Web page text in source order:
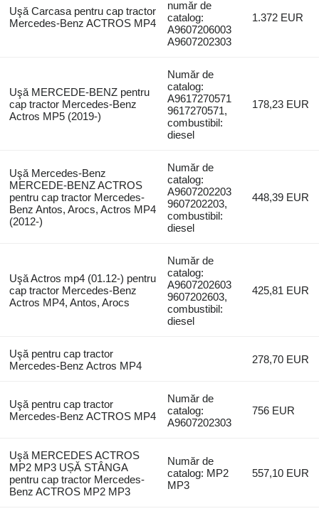
Uşă Carcasa pentru cap tractor
Mercedes-Benz ACTROS MP4
număr de
catalog:
A9607206003
A9607202303
1.372 EUR
Uşă MERCEDE-BENZ pentru
cap tractor Mercedes-Benz
Actros MP5 (2019-)
Număr de
catalog:
A9617270571
9617270571,
combustibil:
diesel
178,23 EUR
Uşă Mercedes-Benz
MERCEDE-BENZ ACTROS
pentru cap tractor Mercedes-
Benz Antos, Arocs, Actros MP4
(2012-)
Număr de
catalog:
A9607202203
9607202203,
combustibil:
diesel
448,39 EUR
Uşă Actros mp4 (01.12-) pentru
cap tractor Mercedes-Benz
Actros MP4, Antos, Arocs
Număr de
catalog:
A9607202603
9607202603,
combustibil:
diesel
425,81 EUR
Uşă pentru cap tractor
Mercedes-Benz Actros MP4
278,70 EUR
Uşă pentru cap tractor
Mercedes-Benz ACTROS MP4
Număr de
catalog:
A9607202303
756 EUR
Uşă MERCEDES ACTROS
MP2 MP3 UȘĂ STÂNGA
pentru cap tractor Mercedes-
Benz ACTROS MP2 MP3
Număr de
catalog: MP2
MP3
557,10 EUR